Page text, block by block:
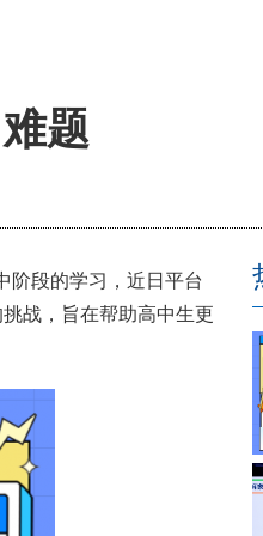
题
阶段的学习，近日平台
战，旨在帮助高中生更